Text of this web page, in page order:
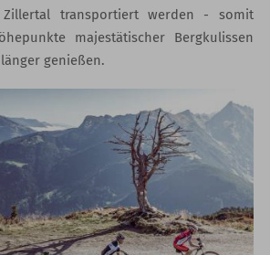
Zillertal transportiert werden - somit
majestätischer Bergkulissen
genießen.